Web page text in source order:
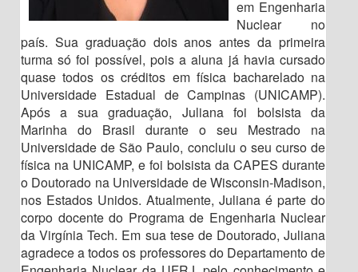
em Engenharia
Nuclear no
país. Sua graduação dois anos antes da primeira
turma só foi possível, pois a aluna já havia cursado
quase todos os créditos em física bacharelado na
Universidade Estadual de Campinas (UNICAMP).
Após a sua graduação, Juliana foi bolsista da
Marinha do Brasil durante o seu Mestrado na
Universidade de São Paulo, concluiu o seu curso de
física na UNICAMP, e foi bolsista da CAPES durante
o Doutorado na Universidade de Wisconsin-Madison,
nos Estados Unidos. Atualmente, Juliana é parte do
corpo docente do Programa de Engenharia Nuclear
da Virgínia Tech. Em sua tese de Doutorado, Juliana
agradece a todos os professores do Departamento de